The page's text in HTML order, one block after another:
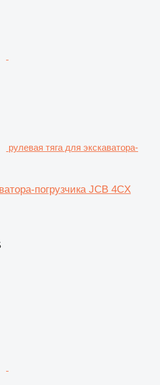
рулевая тяга для экскаватора-
погрузчика JCB 4CX